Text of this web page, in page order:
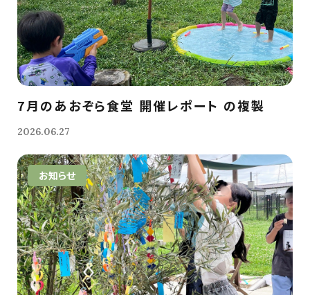
7月のあおぞら食堂 開催レポート の複製
2026.06.27
お知らせ